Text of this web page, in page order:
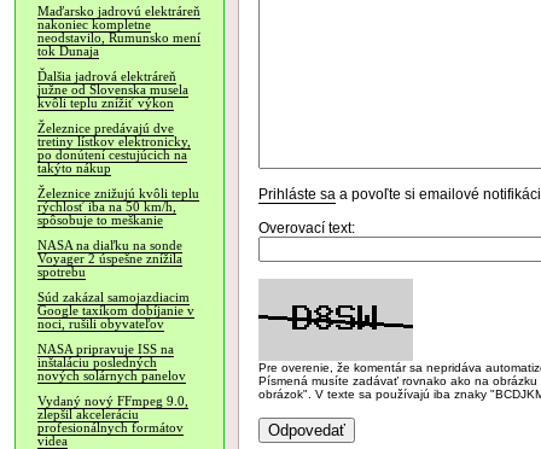
Maďarsko jadrovú elektráreň
nakoniec kompletne
neodstavilo, Rumunsko mení
tok Dunaja
Ďalšia jadrová elektráreň
južne od Slovenska musela
kvôli teplu znížiť výkon
Železnice predávajú dve
tretiny lístkov elektronicky,
po donútení cestujúcich na
takýto nákup
Železnice znižujú kvôli teplu
rýchlosť iba na 50 km/h,
spôsobuje to meškanie
NASA na diaľku na sonde
Voyager 2 úspešne znížila
spotrebu
Súd zakázal samojazdiacim
Google taxíkom dobíjanie v
noci, rušili obyvateľov
NASA pripravuje ISS na
inštaláciu posledných
nových solárnych panelov
Vydaný nový FFmpeg 9.0,
zlepšil akceleráciu
profesionálnych formátov
videa
Prihláste sa a povoľte si emailové
Overovací text:
Pre overenie, že komentár sa nepridáva
Písmená musíte zadávať rovnako ako na
obrázok". V texte sa používajú iba znaky